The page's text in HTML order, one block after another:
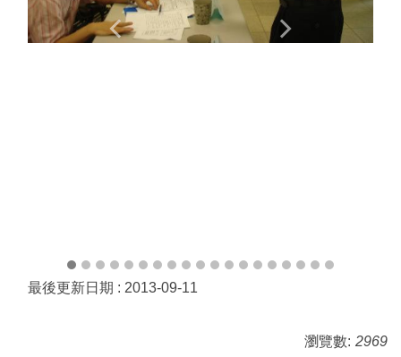
最後更新日期 : 2013-09-11
瀏覽數: 2969